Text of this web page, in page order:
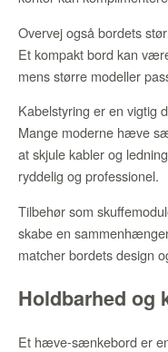
Overvej også bordets
Et kompakt bord kan
mens større modeller
Kabelstyring er en vigtig
Mange moderne hæve
at skjule kabler og
ryddelig og professionel.
Tilbehør som
skabe en
matcher bordets design
Holdbarhed og
Et hæve-sænkebord er